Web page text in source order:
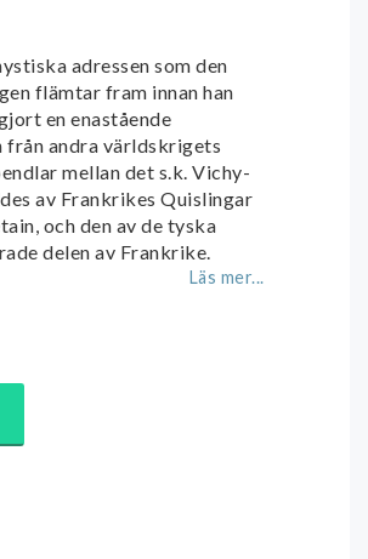
adressen som den
flämtar fram innan han
en enastående
andra världskrigets
mellan det s.k. Vichy-
av Frankrikes Quislingar
och den av de tyska
delen av Frankrike.
Läs mer...